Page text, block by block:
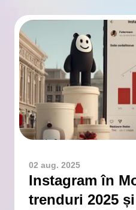
02 aug. 2025
Instagram în
trenduri 2025